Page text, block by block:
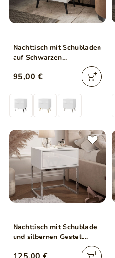
Nachttisch mit Schubladen
auf Schwarzen
Metallbeinen Noaé Lux
95,00 €
Nachttisch mit Schublade
und silbernen Gestell
Brisa Weiß Hochglanz